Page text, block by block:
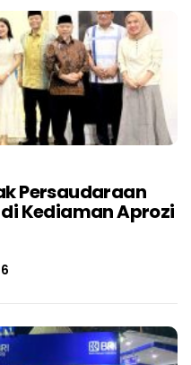
Persaudaraan
Kediaman Aprozi